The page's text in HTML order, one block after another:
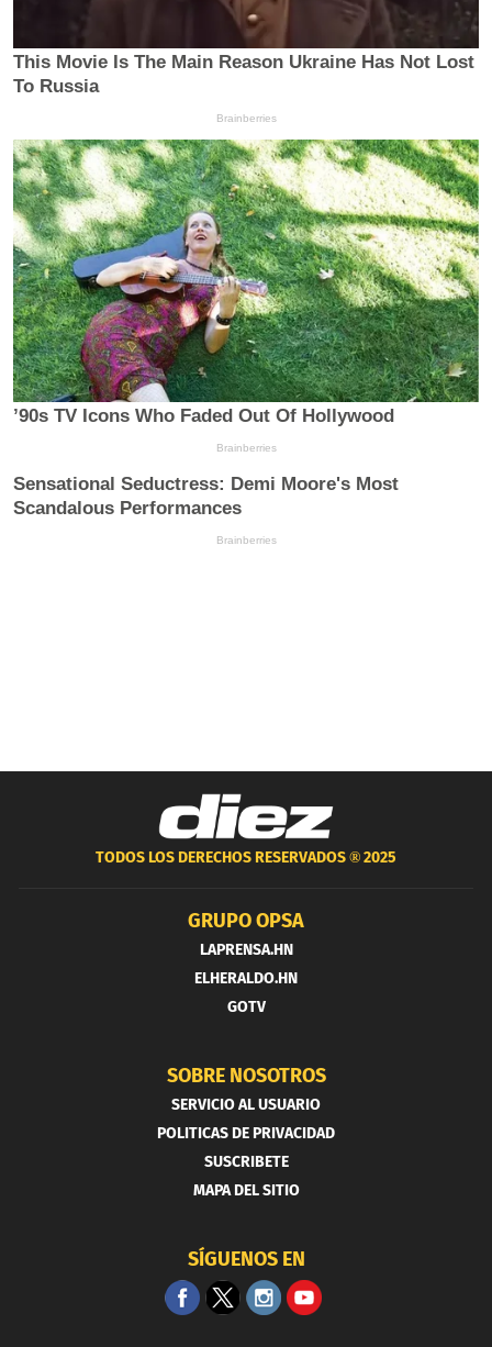
TODOS LOS DERECHOS RESERVADOS ®2025
GRUPO OPSA
LAPRENSA.HN
ELHERALDO.HN
GOTV
SOBRE NOSOTROS
SERVICIO AL USUARIO
POLITICAS DE PRIVACIDAD
SUSCRIBETE
MAPA DEL SITIO
SÍGUENOS EN